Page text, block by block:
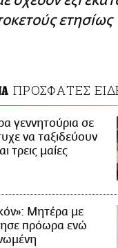
ετησίως
ΠΡΟΣΦΑΤΕΣ
γεννητούρια σε
να ταξιδεύουν
τρεις μαίες
Μητέρα με
πρόωρα ενώ